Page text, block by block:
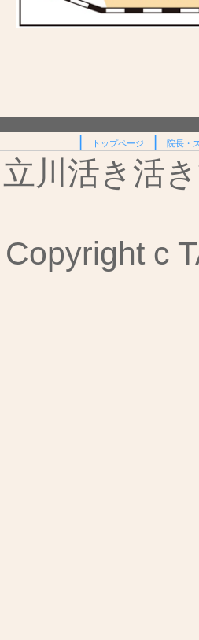
| トップページ | 院長・
立川活き活
Copyright c